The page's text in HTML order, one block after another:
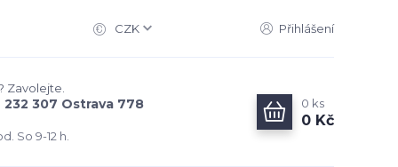
CZK Přihlášení
Zavolejte.
232 307 Ostrava 778
So 9-12 h.
0 ks
0 Kč